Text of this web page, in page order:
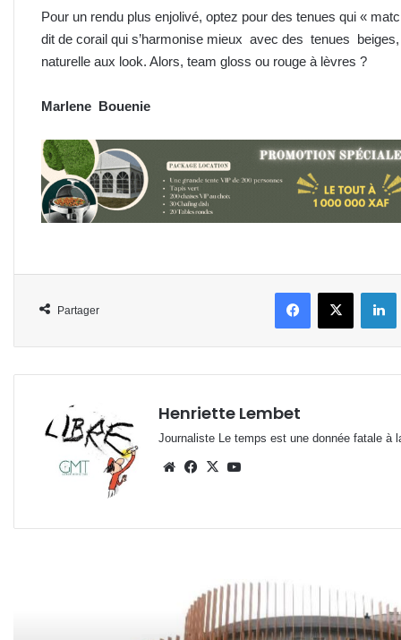
Pour un rendu plus enjolivé, optez pour des tenues qui «
dit de corail qui s’harmonise mieux avec des tenues
naturelle aux look. Alors, team gloss ou rouge à lèvres ?
Marlene Bouenie
Partager
FacebookX
Henriette Lembet
Journaliste Le temps est une donnée fatale à
WebsiteFacebook
X